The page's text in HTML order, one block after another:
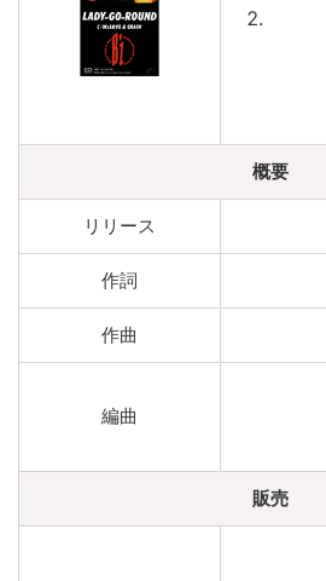
概要
リリース
作詞
作曲
編曲
販売